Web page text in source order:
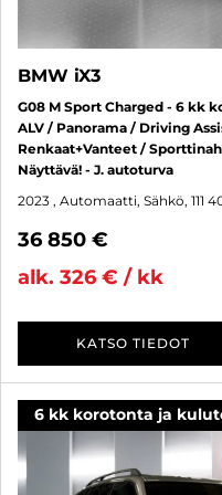
BMW iX3
G08 M Sport Charged - 6 kk
ALV / Panorama / Driving
Renkaat+Vanteet /
Näyttävä! - J. autoturva
2023 , Automaatti, Sähkö, 111
36 850 €
alk. 326 € / kk
KATSO TIEDOT
6 kk korotonta ja